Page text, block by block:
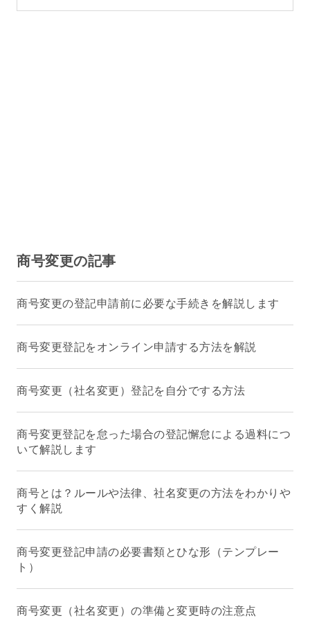
商号変更の記事
商号変更の登記申請前に必要な手続きを解説します
商号変更登記をオンライン申請する方法を解説
商号変更（社名変更）登記を自分でする方法
商号変更登記を怠った場合の登記懈怠による過料につ
いて解説します
商号とは？ルールや法律、社名変更の方法をわかりや
すく解説
商号変更登記申請の必要書類とひな形（テンプレー
ト）
商号変更（社名変更）の準備と変更時の注意点